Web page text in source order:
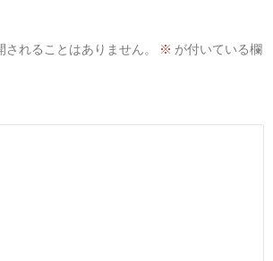
れることはありません。 ※ が付いている欄